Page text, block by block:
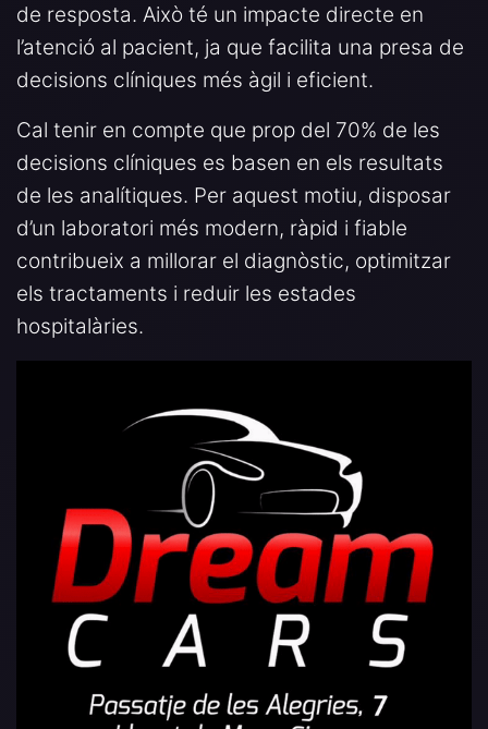
de resposta. Això té un impacte directe en
l’atenció al pacient, ja que facilita una presa de
decisions clíniques més àgil i eficient.
Cal tenir en compte que prop del 70% de les
decisions clíniques es basen en els resultats
de les analítiques. Per aquest motiu, disposar
d’un laboratori més modern, ràpid i fiable
contribueix a millorar el diagnòstic, optimitzar
els tractaments i reduir les estades
hospitalàries.